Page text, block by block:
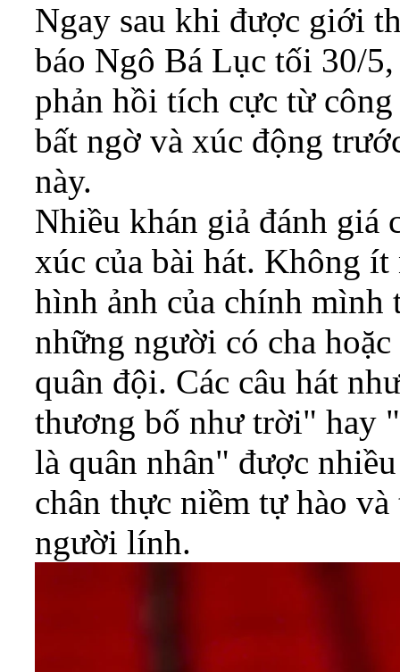
Ngay sau khi được giới
báo Ngô Bá Lục tối 30/
phản hồi tích cực từ
bất ngờ và xúc động
này.
Nhiều khán giả đánh giá
xúc của bài hát. Không
hình ảnh của chính mình
những người có cha
quân đội. Các câu hát
thương bố như trời" hay
là quân nhân" được
chân thực niềm tự hào
người lính.